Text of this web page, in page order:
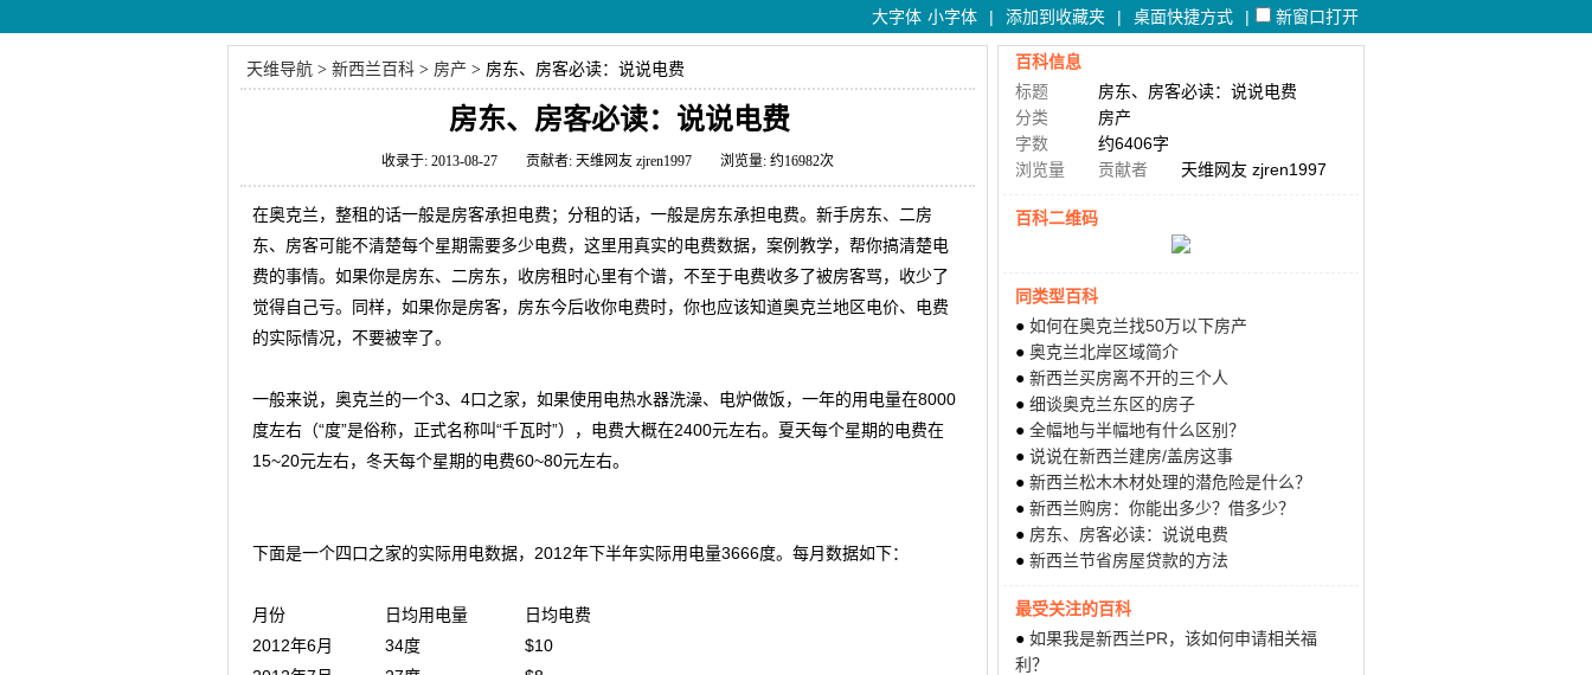
新窗口打开
|
桌面快捷方式
|
添加到收藏夹
|
大字体 小字体
天维导航 > 新西兰百科 > 房产 > 房东、房客必读：说说电费
房东、房客必读：说说电费
收录于: 2013-08-27 贡献者: 天维网友 zjren1997 浏览量: 约16982次
在奥克兰，整租的话一般是房客承担电费；分租的话，一般是房东承担电费。新手房东、二房
东、房客可能不清楚每个星期需要多少电费，这里用真实的电费数据，案例教学，帮你搞清楚电
费的事情。如果你是房东、二房东，收房租时心里有个谱，不至于电费收多了被房客骂，收少了
觉得自己亏。同样，如果你是房客，房东今后收你电费时，你也应该知道奥克兰地区电价、电费
的实际情况，不要被宰了。
一般来说，奥克兰的一个3、4口之家，如果使用电热水器洗澡、电炉做饭，一年的用电量在8000
度左右（“度”是俗称，正式名称叫“千瓦时”），电费大概在2400元左右。夏天每个星期的电费在
15~20元左右，冬天每个星期的电费60~80元左右。
下面是一个四口之家的实际用电数据，2012年下半年实际用电量3666度。每月数据如下：
月份 日均用电量 日均电费
2012年6月 34度 $10
百科信息
标题
房东、房客必读：说说电费
分类
房产
字数
约6406字
浏览量
贡献者 天维网友 zjren1997
百科二维码
同类型百科
● 如何在奥克兰找50万以下房产
● 奥克兰北岸区域简介
● 新西兰买房离不开的三个人
● 细谈奥克兰东区的房子
● 全幅地与半幅地有什么区别？
● 说说在新西兰建房/盖房这事
● 新西兰松木木材处理的潜危险是什么？
● 新西兰购房：你能出多少？借多少？
● 房东、房客必读：说说电费
● 新西兰节省房屋贷款的方法
最受关注的百科
● 如果我是新西兰PR，该如何申请相关福
利？